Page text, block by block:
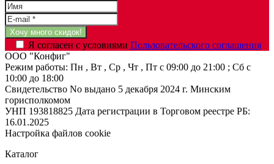
Я согласен с условиями Пользовательского соглашения
ООО "Конфиг"
Режим работы: Пн , Вт , Ср , Чт , Пт c 09:00 до 21:00 ; Сб c
10:00 до 18:00
Свидетельство No выдано 5 декабря 2024 г. Минским
горисполкомом
УНП 193818825 Дата регистрации в Торговом реестре РБ:
16.01.2025
Настройка файлов cookie
Каталог